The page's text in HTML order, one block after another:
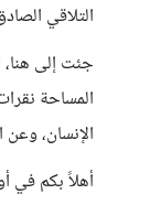
التلاقي
​جئت إلى
المساحة
الإنسان،
​أهلاً بكم